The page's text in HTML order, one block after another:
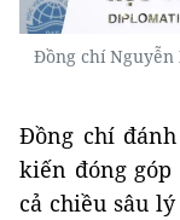
Đồng chí Nguyễn
Đồng chí
kiến đóng
cả chiều sâu